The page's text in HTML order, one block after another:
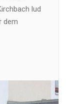
lud
dem